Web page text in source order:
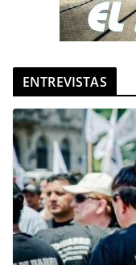
ENTREVISTAS